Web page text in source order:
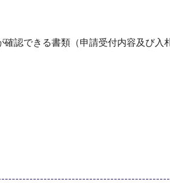
認できる書類（申請受付内容及び入